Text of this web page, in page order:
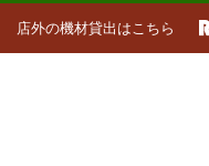
店外の機材貸出はこちら